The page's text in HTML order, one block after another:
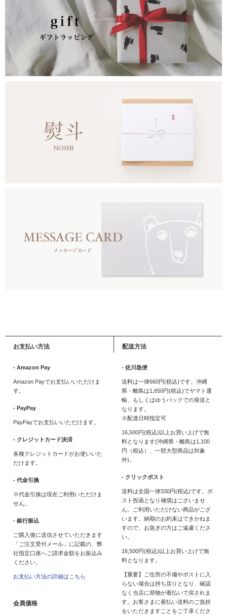
お支払い方法
- Amazon Pay
Amazon Payでお支払いいただけま
す。
- PayPay
PayPayでお支払いいただけます。
- クレジットカード決済
各種クレジットカードがお使いいた
だけます。
- 代金引換
※代金引換は現在ご利用いただけま
せん。
- 銀行振込
ご購入後に送信させていただきます
「ご注文受付メール」に記載の、弊
社指定口座へご請求金額をお振込み
ください。
お支払い方法の詳細はこちら
会員価格
配送方法
- 佐川急便
送料は一律660円(税込)です。沖縄
県・離島は1,650円(税込)でヤマト運
輸、もしくはゆうパックでの発送と
なります。
※配達日時指定可
16,500円(税込)以上お買い上げで無
料となります(沖縄県・離島は1,100
円（税込）、一部大型商品は対象
外)。
- クリックポスト
送料は全国一律330円(税込)です。ポ
スト投函となり補償はございませ
ん。ご利用いただけない商品がござ
います。納期のお約束はできかねま
すので、お急ぎの方はご遠慮くださ
い。
16,500円(税込)以上お買い上げで無
料となります。
【重要】ご住所の不備やポストに入
らない場合は持ち戻りとなり、確認
なく当店に荷物が着払いで戻されま
す。お客さまに着払い送料のご負担
をいただきますことをご了承くださ